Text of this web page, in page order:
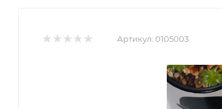
Артикул: 0105003